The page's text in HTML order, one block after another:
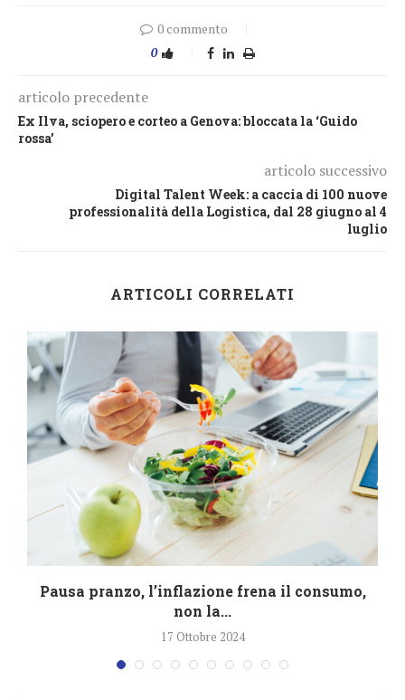
0 commento
0
articolo precedente
Ex Ilva, sciopero e corteo a Genova: bloccata la ‘Guido
rossa’
articolo successivo
Digital Talent Week: a caccia di 100 nuove
professionalità della Logistica, dal 28 giugno al 4
luglio
ARTICOLI CORRELATI
Pausa pranzo, l’inflazione frena il consumo,
non la...
17 Ottobre 2024